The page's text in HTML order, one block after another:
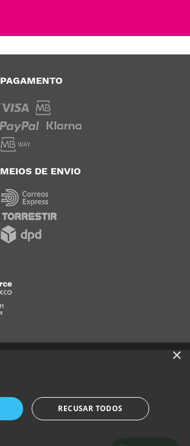
PAGAMENTO
MEIOS DE ENVIO
×
RECUSAR TODOS